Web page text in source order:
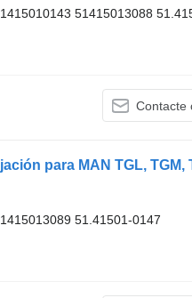
51415013088
Contacte
51.41501-0147